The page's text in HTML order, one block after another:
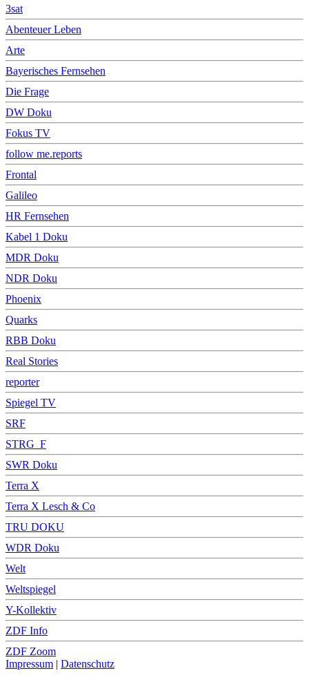
3sat
Abenteuer Leben
Arte
Bayerisches Fernsehen
Die Frage
DW Doku
Fokus TV
follow me.reports
Frontal
Galileo
HR Fernsehen
Kabel 1 Doku
MDR Doku
NDR Doku
Phoenix
Quarks
RBB Doku
Real Stories
reporter
Spiegel TV
SRF
STRG_F
SWR Doku
Terra X
Terra X Lesch & Co
TRU DOKU
WDR Doku
Welt
Weltspiegel
Y-Kollektiv
ZDF Info
ZDF Zoom
Impressum | Datenschutz